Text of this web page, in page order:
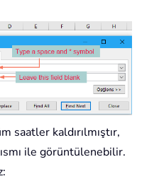
saatler kaldırılmıştır,
ile görüntülenebilir.